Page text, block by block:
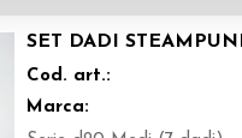
SET DADI
Cod. art.:
Marca: